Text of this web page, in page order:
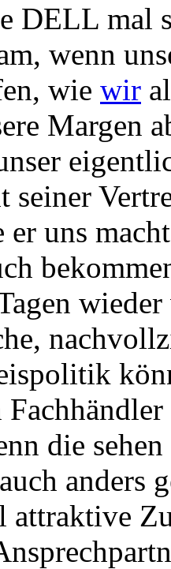
DELL mal
wenn
wie wir
Margen
seiner
er uns
die
anders
attraktive